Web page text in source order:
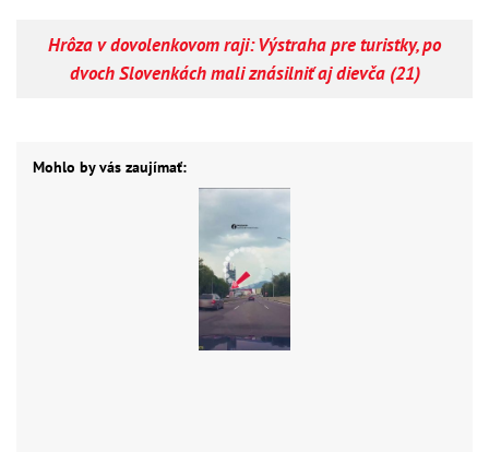
Hrôza v dovolenkovom raji: Výstraha pre turistky, po
dvoch Slovenkách mali znásilniť aj dievča (21)
Mohlo by vás zaujímať: